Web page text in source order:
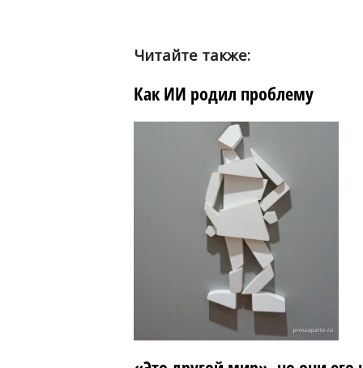
Читайте также:
Как ИИ родил проблему